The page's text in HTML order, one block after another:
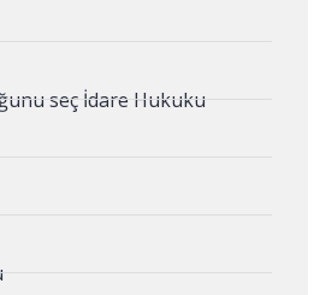
seç İdare Hukuku